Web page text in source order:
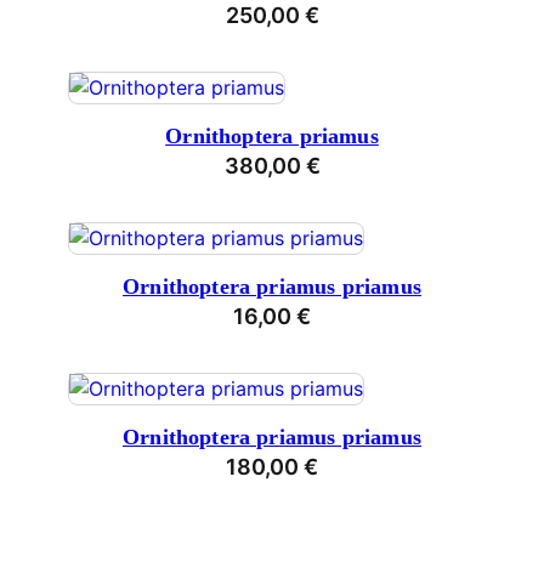
250,00 €
Ornithoptera priamus
380,00 €
Ornithoptera priamus priamus
16,00 €
Ornithoptera priamus priamus
180,00 €